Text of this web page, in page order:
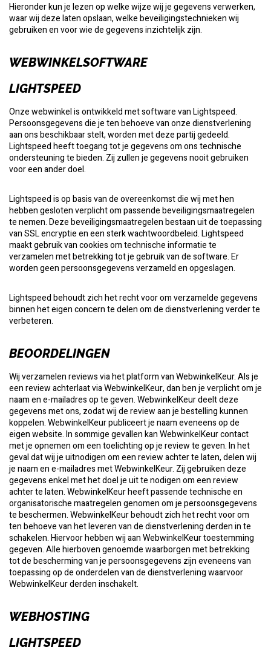
Hieronder kun je lezen op welke wijze wij je gegevens verwerken,
waar wij deze laten opslaan, welke beveiligingstechnieken wij
gebruiken en voor wie de gegevens inzichtelijk zijn.
WEBWINKELSOFTWARE
LIGHTSPEED
Onze webwinkel is ontwikkeld met software van Lightspeed.
Persoonsgegevens die je ten behoeve van onze dienstverlening
aan ons beschikbaar stelt, worden met deze partij gedeeld.
Lightspeed heeft toegang tot je gegevens om ons technische
ondersteuning te bieden. Zij zullen je gegevens nooit gebruiken
voor een ander doel.
Lightspeed is op basis van de overeenkomst die wij met hen
hebben gesloten verplicht om passende beveiligingsmaatregelen
te nemen. Deze beveiligingsmaatregelen bestaan uit de toepassing
van SSL encryptie en een sterk wachtwoordbeleid. Lightspeed
maakt gebruik van cookies om technische informatie te
verzamelen met betrekking tot je gebruik van de software. Er
worden geen persoonsgegevens verzameld en opgeslagen.
Lightspeed behoudt zich het recht voor om verzamelde gegevens
binnen het eigen concern te delen om de dienstverlening verder te
verbeteren.
BEOORDELINGEN
Wij verzamelen reviews via het platform van WebwinkelKeur. Als je
een review achterlaat via WebwinkelKeur, dan ben je verplicht om je
naam en e-mailadres op te geven. WebwinkelKeur deelt deze
gegevens met ons, zodat wij de review aan je bestelling kunnen
koppelen. WebwinkelKeur publiceert je naam eveneens op de
eigen website. In sommige gevallen kan WebwinkelKeur contact
met je opnemen om een toelichting op je review te geven. In het
geval dat wij je uitnodigen om een review achter te laten, delen wij
je naam en e-mailadres met WebwinkelKeur. Zij gebruiken deze
gegevens enkel met het doel je uit te nodigen om een review
achter te laten. WebwinkelKeur heeft passende technische en
organisatorische maatregelen genomen om je persoonsgegevens
te beschermen. WebwinkelKeur behoudt zich het recht voor om
ten behoeve van het leveren van de dienstverlening derden in te
schakelen. Hiervoor hebben wij aan WebwinkelKeur toestemming
gegeven. Alle hierboven genoemde waarborgen met betrekking
tot de bescherming van je persoonsgegevens zijn eveneens van
toepassing op de onderdelen van de dienstverlening waarvoor
WebwinkelKeur derden inschakelt.
WEBHOSTING
LIGHTSPEED